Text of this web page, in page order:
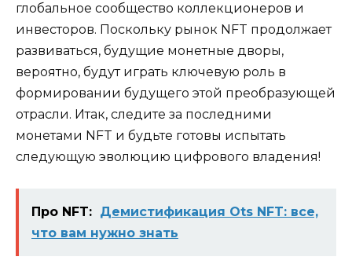
глобальное сообщество коллекционеров и
инвесторов. Поскольку рынок NFT продолжает
развиваться, будущие монетные дворы,
вероятно, будут играть ключевую роль в
формировании будущего этой преобразующей
отрасли. Итак, следите за последними
монетами NFT и будьте готовы испытать
следующую эволюцию цифрового владения!
Про NFT: Демистификация Ots NFT: все,
что вам нужно знать